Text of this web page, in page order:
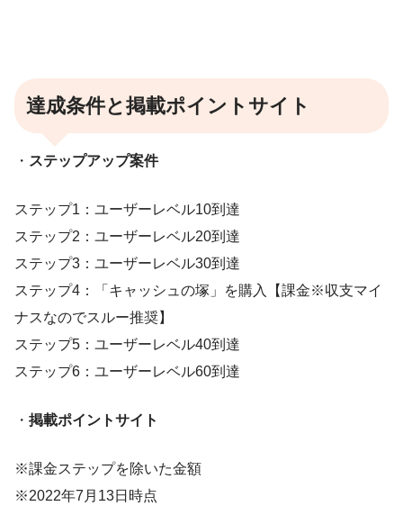
達成条件と掲載ポイントサイト
・ ステップアップ案件
ステップ1：ユーザーレベル10到達
ステップ2：ユーザーレベル20到達
ステップ3：ユーザーレベル30到達
ステップ4：「キャッシュの塚」を購入【課金※収支マイ
ナスなのでスルー推奨】
ステップ5：ユーザーレベル40到達
ステップ6：ユーザーレベル60到達
・ 掲載ポイントサイト
※課金ステップを除いた金額
※2022年7月13日時点